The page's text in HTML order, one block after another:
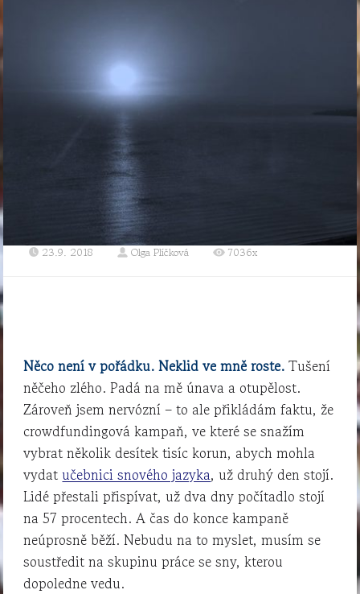
23.9. 2018 Olga Plíčková 7036x
Něco není v pořádku. Neklid ve mně roste. Tušení
něčeho zlého. Padá na mě únava a otupělost.
Zároveň jsem nervózní – to ale přikládám faktu, že
crowdfundingová kampaň, ve které se snažím
vybrat několik desítek tisíc korun, abych mohla
vydatučebnici snového jazyka, už druhý den stojí.
Lidé přestali přispívat, už dva dny počítadlo stojí
na 57 procentech. A čas do konce kampaně
neúprosně běží. Nebudu na to myslet, musím se
soustředit na skupinu práce se sny, kterou
dopoledne vedu.